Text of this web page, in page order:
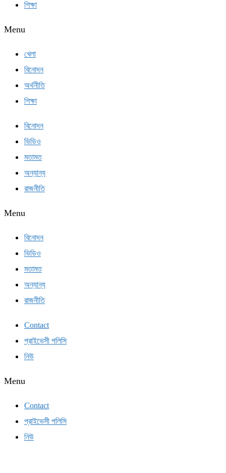
শিক্ষা
Menu
খেলা
বিনোদন
অর্থনীতি
শিক্ষা
বিনোদন
ভিডিও
মতামত
অন্যান্য
রাজনীতি
Menu
বিনোদন
ভিডিও
মতামত
অন্যান্য
রাজনীতি
Contact
প্রাইভেসী পলিসি
নিউ
Menu
Contact
প্রাইভেসী পলিসি
নিউ